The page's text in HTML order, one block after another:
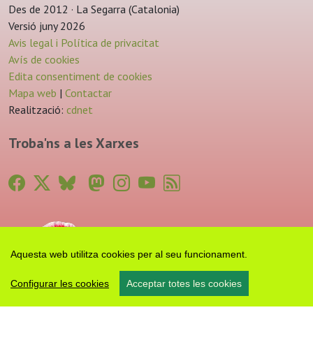
Aquesta web utilitza cookies per al seu funcionament.
Configurar les cookies Acceptar totes les cookies
Des de 2012 · La Segarra (Catalonia)
Versió juny 2026
Avis legal i Política de privacitat
Avís de cookies
Edita consentiment de cookies
Mapa web | Contactar
Realització: cdnet
Troba'ns a les Xarxes